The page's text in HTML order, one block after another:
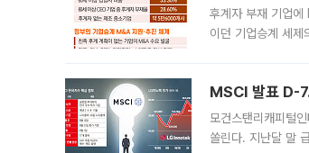
후계자 부재 기업에
이던 기업승계 세
MSCI 발표 D-
모건스탠리캐피털
쏠린다. 지난달 말